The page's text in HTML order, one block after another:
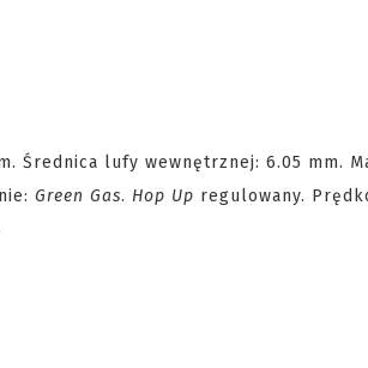
Średnica lufy wewnętrznej: 6.05 mm.
Green Gas. Hop Up regulowany.